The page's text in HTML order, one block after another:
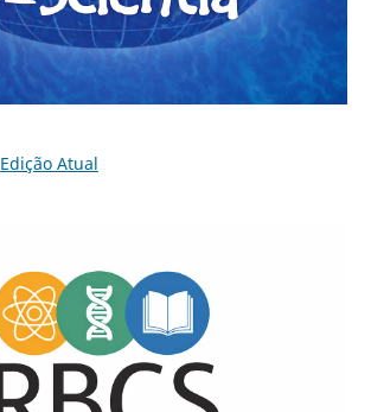
Edição Atual